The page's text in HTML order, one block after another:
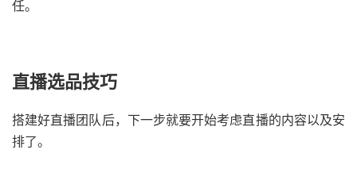
任。
直播选品技巧
搭建好直播团队后，下一步就要开始考虑直播的内容以及安
排了。